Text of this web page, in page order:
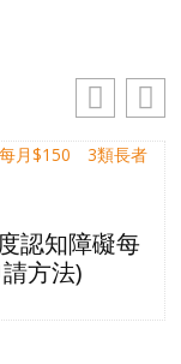
認知障礙每
方法)